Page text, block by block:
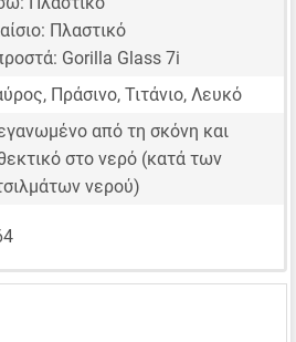
Πλαστικό
Gorilla Glass 7i
Πράσινο, Τιτάνιο, Λευκό
από τη σκόνη και
στο νερό (κατά των
νερού)